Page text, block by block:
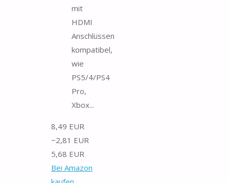
mit
HDMI
Anschlüssen
kompatibel,
wie
PS5/4/PS4
Pro,
Xbox...
8,49 EUR
−2,81 EUR
5,68 EUR
Bei Amazon